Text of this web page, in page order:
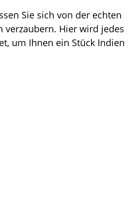
Sie sich von der echten
Hier wird jedes
um Ihnen ein Stück Indien